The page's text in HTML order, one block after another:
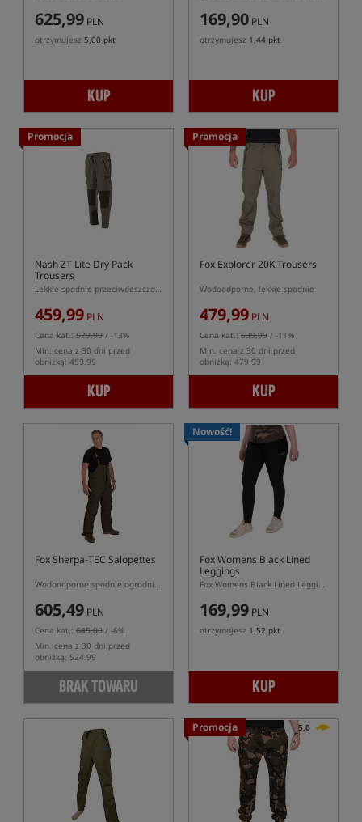
625,99 PLN
otrzymujesz 5,00 pkt
KUP
169,90 PLN
otrzymujesz 1,44 pkt
KUP
Promocja
Nash ZT Lite Dry Pack
Trousers
Lekkie spodnie przeciwdeszczowe
459,99 PLN
Cena kat.: 529,99 / -13%
Min. cena z 30 dni przed
obniżką: 459.99
KUP
Promocja
Fox Explorer 20K Trousers
Wodoodporne, lekkie spodnie
479,99 PLN
Cena kat.: 539,99 / -11%
Min. cena z 30 dni przed
obniżką: 479.99
KUP
Fox Sherpa-TEC Salopettes
Wodoodporne spodnie ogrodniczki
605,49 PLN
Cena kat.: 645,00 / -6%
Min. cena z 30 dni przed
obniżką: 524.99
BRAK TOWARU
Nowość!
Fox Womens Black Lined
Leggings
Fox Womens Black Lined Leggings – damskie czarne legginsy termiczne z mikropolarem
169,99 PLN
otrzymujesz 1,52 pkt
KUP
Promocja 5,0